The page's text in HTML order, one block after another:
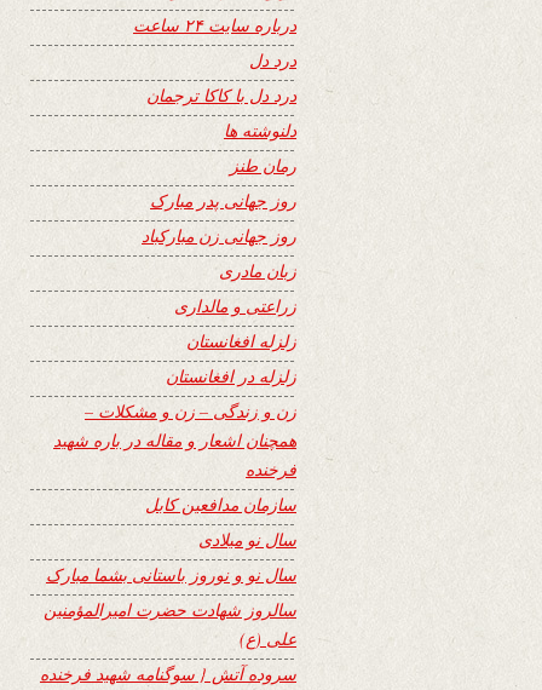
درباره سایت ۲۴ ساعت
درد دل
درد دل با کاکا ترجمان
دلنوشته ها
رمان طنز
روز جهانی پدر مبارک
روز جهانی زن مبارکباد
زبان مادری
زراعتی و مالداری
زلزله افغانستان
زلزله در افغانستان
زن و زندگی – زن و مشکلات –
همچنان اشعار و مقاله در باره شهید
فرخنده
سازمان مدافعین کابل
سال نو میلادی
سال نو و نوروز باستانی بشما مبارک
سالروز شهادت حضرت امیرالمؤمنین
علی (ع)
سروده آتش { سوگنامه شهید فرخنده